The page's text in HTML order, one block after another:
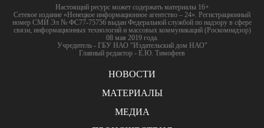
Настоящий ресурс может содержать материалы 16+
Сетевое издание «Ненецкое информационное агентство – 24». Регистрационный
номер СМИ Эл № ФС77-75756 выдан Федеральной службой по надзору в сфере
связи, информационных технологий и массовых коммуникаций (Роскомнадзор)
08 мая 2019 года.
Учредитель - ГБУ НАО "Издательский дом НАО"
Главный редактор - Е.Ю. Тимофеев
НОВОСТИ
МАТЕРИАЛЫ
МЕДИА